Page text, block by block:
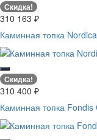
Скидка!
310 163 ₽
Каминная топка
Скидка!
310 400 ₽
Каминная топка